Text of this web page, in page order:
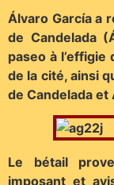
Álvaro García a
de Candelada
paseo à
de la cité, ainsi
de Candelada et
Le bétail
imposant et